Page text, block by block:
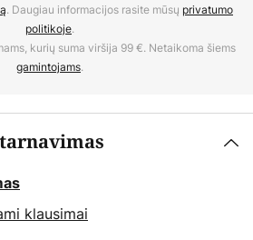
. Daugiau informacijos rasite mūsų privatumo
politikoje.
kurių suma viršija 99 €. Netaikoma šiems
gamintojams.
klausimai